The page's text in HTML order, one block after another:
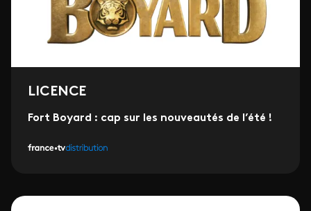
LICENCE
Fort Boyard : cap sur les nouveautés de l’été !